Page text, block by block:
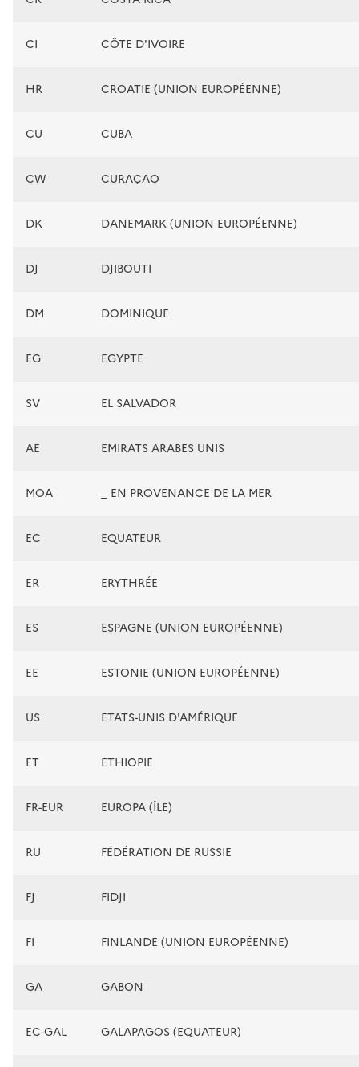
CI CÔTE D'IVOIRE
HR CROATIE (UNION EUROPÉENNE)
CU CUBA
CW CURAÇAO
DK DANEMARK (UNION EUROPÉENNE)
DJ DJIBOUTI
DM DOMINIQUE
EG EGYPTE
SV EL SALVADOR
AE EMIRATS ARABES UNIS
MOA _ EN PROVENANCE DE LA MER
EC EQUATEUR
ER ERYTHRÉE
ES ESPAGNE (UNION EUROPÉENNE)
EE ESTONIE (UNION EUROPÉENNE)
US ETATS-UNIS D'AMÉRIQUE
ET ETHIOPIE
FR-EUR EUROPA (ÎLE)
RU FÉDÉRATION DE RUSSIE
FJ FIDJI
FI FINLANDE (UNION EUROPÉENNE)
GA GABON
EC-GAL GALAPAGOS (EQUATEUR)